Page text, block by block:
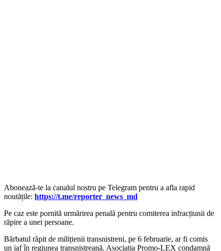
‍Abonează-te la canalul nostru pe Telegram pentru a afla rapid
noutățile: https://t.me/reporter_news_md
Pe caz este pornită urmărirea penală pentru comiterea infracțiunii de
răpire a unei persoane.
Bărbatul răpit de milițienii transnistreni, pe 6 februarie, ar fi comis
un jaf în regiunea transnistreană. Asociația Promo-LEX condamnă